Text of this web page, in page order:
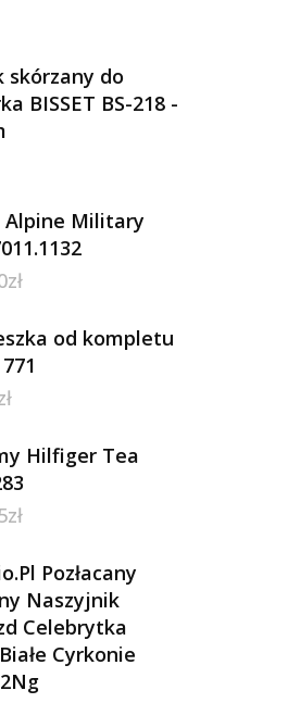
skórzany do
BISSET BS-218 -
Alpine Military
zł
od kompletu
Hilfiger Tea
zł
Pozłacany
Naszyjnik
Celebrytka
Cyrkonie